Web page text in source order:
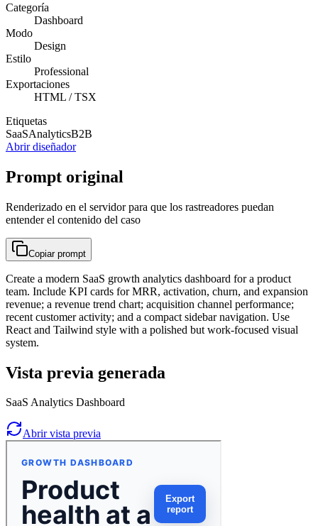
Categoría
Dashboard
Modo
Design
Estilo
Professional
Exportaciones
HTML / TSX
Etiquetas
SaaSAnalyticsB2B
Abrir diseñador
Prompt original
Renderizado en el servidor para que los rastreadores puedan
entender el contenido del caso
Copiar prompt
Create a modern SaaS growth analytics dashboard for a product
team. Include KPI cards for MRR, activation, churn, and expansion
revenue; a revenue trend chart; acquisition channel performance;
recent customer activity; and a compact sidebar navigation. Use
React and Tailwind style with a polished but work-focused visual
system.
Vista previa generada
SaaS Analytics Dashboard
Abrir vista previa